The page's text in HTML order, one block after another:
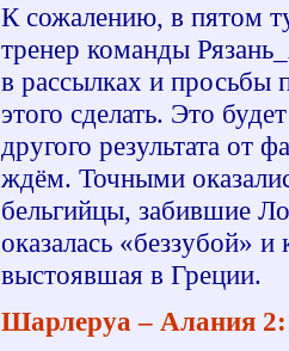
К сожалению, в пятом
тренер команды
в рассылках и просьбы
этого сделать. Это
другого результата от
ждём. Точными
бельгийцы, забившие
оказалась «беззубой»
выстоявшая в Греции.
Шарлеруа – Алания